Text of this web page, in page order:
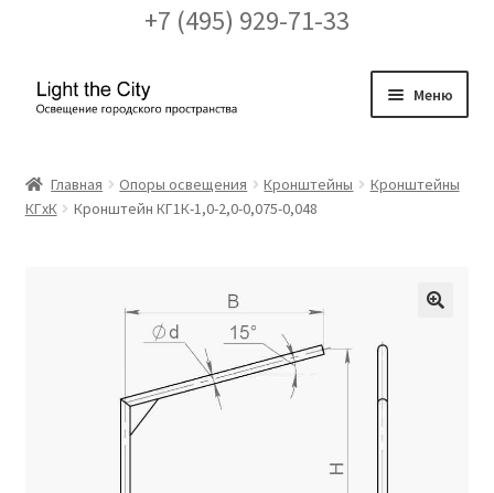
+7 (495) 929-71-33
Перейти
Перейти
Меню
FAQ про кронштейны
Доставка и оплата
Заказ проекта освещения
Главная Опоры освещения Кронштейны
Кронштейны
КГxК
Кронштейн КГ1К-1,0-2,0-0,075-0,048